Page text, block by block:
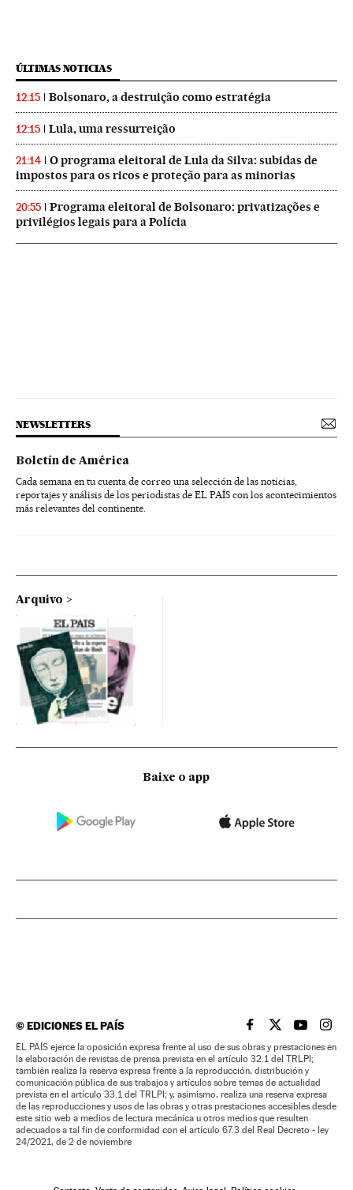
ÚLTIMAS NOTICIAS
12:15 Bolsonaro, a destruição como estratégia
12:15 Lula, uma ressurreição
21:14
O programa eleitoral de Lula da Silva: subidas de
impostos para os ricos e proteção para as minorias
20:55
Programa eleitoral de Bolsonaro: privatizações e
privilégios legais para a Polícia
NEWSLETTERS
Boletín de América
Cada semana en tu cuenta de correo una selección de las noticias,
reportajes y análisis de los periodistas de EL PAÍS con los acontecimientos
más relevantes del continente.
Arquivo
Baixe o app
©EDICIONES EL PAÍS EL PAÍS BRASIL EN
EL PAÍSEL PAÍS
EL
EL PAÍS ejerce la oposición expresa frente al uso de sus obras y prestaciones en
la elaboración de revistas de prensa prevista en el artículo 32.1 del TRLPI;
también realiza la reserva expresa frente a la reproducción, distribución y
comunicación pública de sus trabajos y artículos sobre temas de actualidad
prevista en el artículo 33.1 del TRLPI; y, asimismo, realiza una reserva expresa
de las reproducciones y usos de las obras y otras prestaciones accesibles desde
este sitio web a medios de lectura mecánica u otros medios que resulten
adecuados a tal fin de conformidad con el artículo 67.3 del Real Decreto - ley
24/2021, de 2 de noviembre